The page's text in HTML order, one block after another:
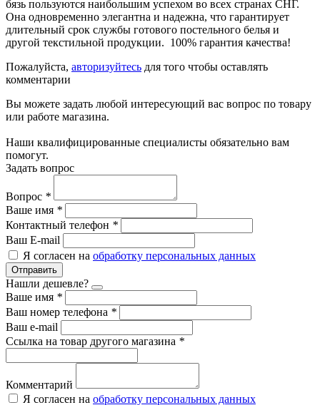
бязь пользуются наибольшим успехом во всех странах СНГ.
Она одновременно элегантна и надежна, что гарантирует
длительный срок службы готового постельного белья и
другой текстильной продукции. 100% гарантия качества!
Пожалуйста, авторизуйтесь для того чтобы оставлять
комментарии
Вы можете задать любой интересующий вас вопрос по товару
или работе магазина.
Наши квалифицированные специалисты обязательно вам
помогут.
Задать вопрос
Вопрос *
Ваше имя *
Контактный телефон *
Ваш E-mail
Я согласен на обработку персональных данных
Отправить
Нашли дешевле?
Ваше имя *
Ваш номер телефона *
Ваш e-mail
Ссылка на товар другого магазина *
Комментарий
Я согласен на обработку персональных данных